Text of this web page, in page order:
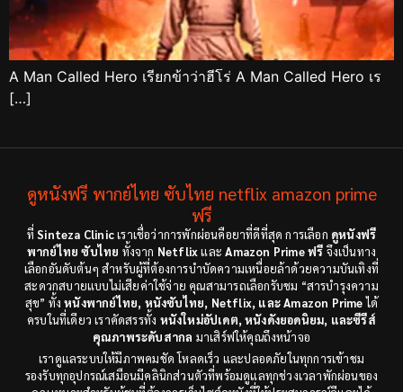
A Man Called Hero เรียกข้าว่าฮีโร่ A Man Called Hero เร
[…]
ดูหนังฟรี พากย์ไทย ซับไทย netflix amazon prime
ฟรี
ที่Sinteza Clinicเราเชื่อว่าการพักผ่อนคือยาที่ดีที่สุด การเลือก ดูหนังฟรี
พากย์ไทย ซับไทย ทั้งจาก NetflixและAmazon Prime ฟรี จึงเป็นทาง
เลือกอันดับต้นๆ สำหรับผู้ที่ต้องการบำบัดความเหนื่อยล้าด้วยความบันเทิงที่
สะดวกสบายแบบไม่เสียค่าใช้จ่าย คุณสามารถเลือกรับชม “สารบำรุงความ
สุข” ทั้งหนังพากย์ไทย, หนังซับไทย, Netflix, และ Amazon Primeได้
ครบในที่เดียว เราคัดสรรทั้ง หนังใหม่อัปเดต, หนังดังยอดนิยม, และซีรีส์
คุณภาพระดับสากล มาเสิร์ฟให้คุณถึงหน้าจอ
เราดูแลระบบให้มีภาพคมชัด โหลดเร็ว และปลอดภัยในทุกการเข้าชม
รองรับทุกอุปกรณ์เสมือนมีคลินิกส่วนตัวที่พร้อมดูแลทุกช่วงเวลาพักผ่อนของ